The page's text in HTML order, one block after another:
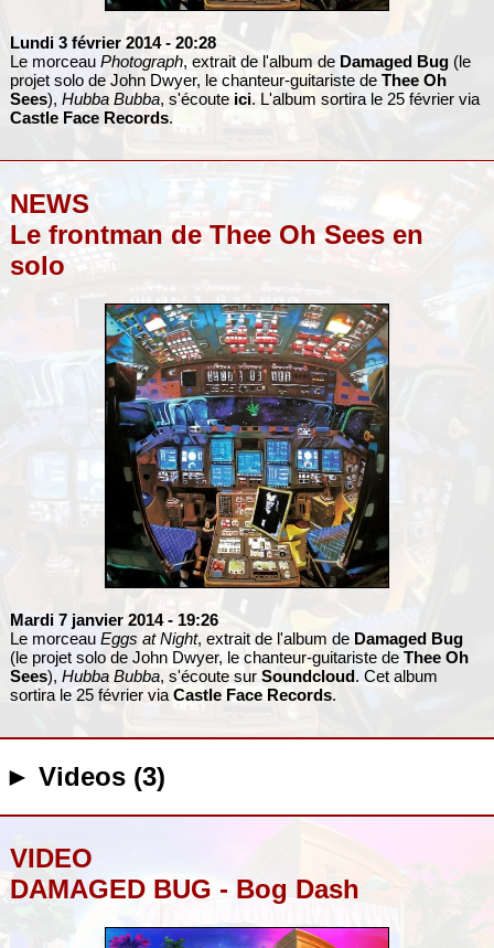
Lundi 3 février 2014 - 20:28
Le morceau Photograph, extrait de l'album de Damaged Bug(le
projet solo de John Dwyer, le chanteur-guitariste de Thee Oh
Sees), Hubba Bubba, s'écoute ici. L'album sortira le 25 février via
Castle Face Records.
NEWS
Le frontman de Thee Oh Sees en
solo
Mardi 7 janvier 2014 - 19:26
Le morceau Eggs at Night, extrait de l'album de Damaged Bug
(le projet solo de John Dwyer, le chanteur-guitariste de Thee Oh
Sees), Hubba Bubba, s'écoute sur Soundcloud. Cet album
sortira le 25 février via Castle Face Records.
► Videos (3)
VIDEO
DAMAGED BUG - Bog Dash